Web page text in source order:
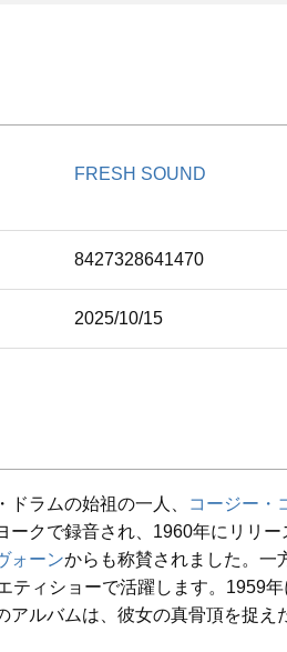
FRESH SOUND
8427328641470
2025/10/15
ラムの始祖の一人、 コージー・
クで録音され、1960年にリリー
ォーンからも称賛されました。一
ィショーで活躍します。1959年
アルバムは、彼女の真骨頂を捉え